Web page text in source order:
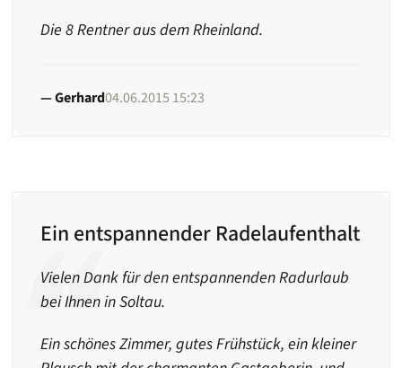
Die 8 Rentner aus dem Rheinland.
Gerhard04.06.2015 15:23
Ein entspannender Radelaufenthalt
Vielen Dank für den entspannenden Radurlaub
bei Ihnen in Soltau.
Ein schönes Zimmer, gutes Frühstück, ein kleiner